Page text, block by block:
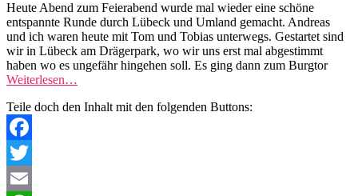
Heute Abend zum Feierabend wurde mal wieder eine schöne
entspannte Runde durch Lübeck und Umland gemacht. Andreas
und ich waren heute mit Tom und Tobias unterwegs. Gestartet sind
wir in Lübeck am Drägerpark, wo wir uns erst mal abgestimmt
haben wo es ungefähr hingehen soll. Es ging dann zum Burgtor
Weiterlesen…
Teile doch den Inhalt mit den folgenden Buttons:
Facebook
Twitter